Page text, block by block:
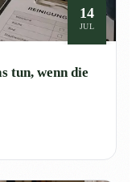
14
JUL
tun, wenn die